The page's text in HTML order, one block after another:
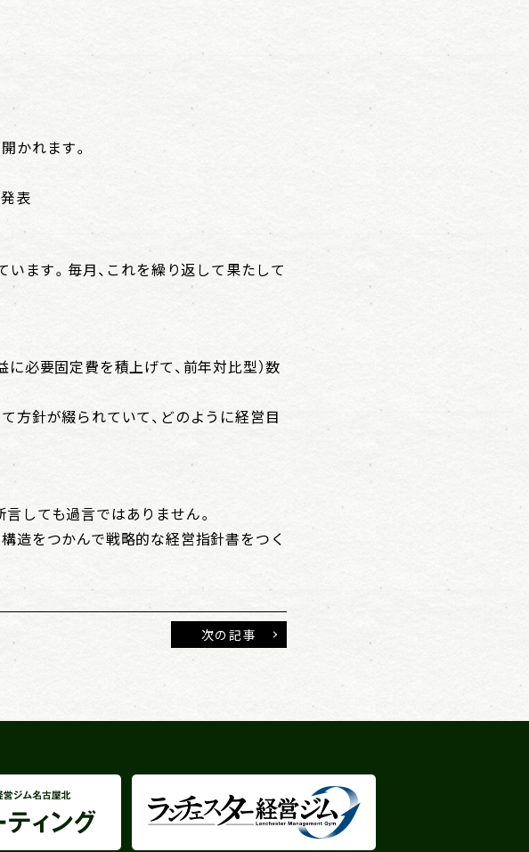
かれます。
表
います。毎月、これを繰り返して果たして
必要固定費を積上げて、前年対比型）数
方針が綴られていて、どのように経営目
しても過言ではありません。
造をつかんで戦略的な経営指針書をつく
次の記事